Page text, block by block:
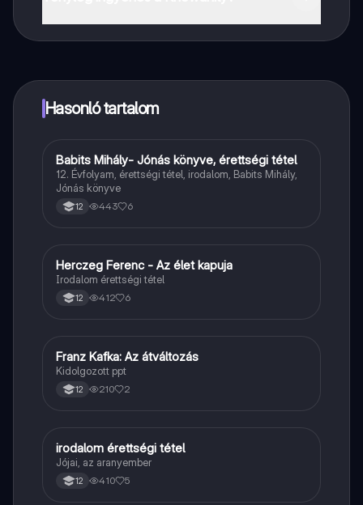
Hasonló tartalom
Magyar
Babits Mihály- Jónás könyve, érettségi tétel
12. Évfolyam, érettségi tétel, irodalom, Babits Mihály,
Jónás könyve
12 443 6
Magyar
Herczeg Ferenc - Az élet kapuja
Irodalom érettségi tétel
12 412 6
Magyar
Franz Kafka: Az átváltozás
Kidolgozott ppt
12 210 2
Magyar
irodalom érettségi tétel
Jójai, az aranyember
12 410 5